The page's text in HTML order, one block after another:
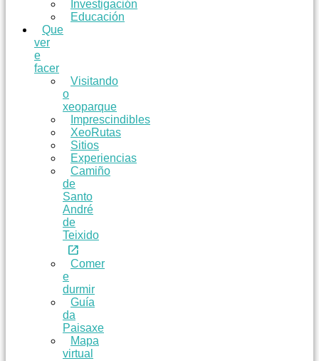
Investigación
Educación
Que
ver
e
facer
Visitando
o
xeoparque
Imprescindibles
XeoRutas
Sitios
Experiencias
Camiño
de
Santo
André
de
Teixido
Comer
e
durmir
Guía
da
Paisaxe
Mapa
virtual